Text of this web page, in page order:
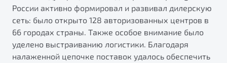
России активно формировал и развивал дилерскую
сеть: было открыто 128 авторизованных центров в
66 городах страны. Также особое внимание было
уделено выстраиванию логистики. Благодаря
налаженной цепочке поставок удалось обеспечить